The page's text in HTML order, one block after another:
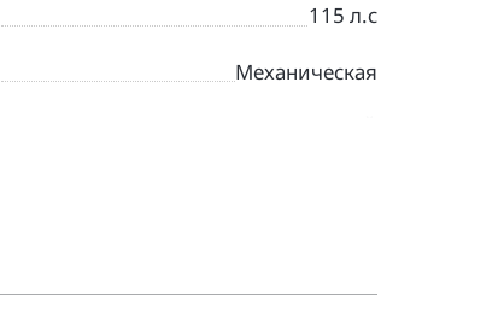
115 л.с
Механическая